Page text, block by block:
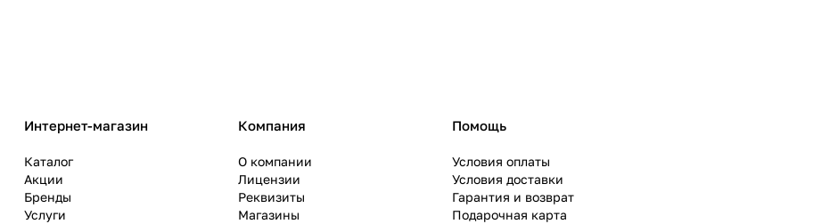
Интернет-магазин
Каталог
Акции
Бренды
Услуги
Компания
О компании
Лицензии
Реквизиты
Магазины
Помощь
Условия оплаты
Условия доставки
Гарантия и возврат
Подарочная карта